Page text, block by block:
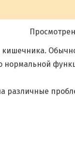
кишечника.
нормальной
различные